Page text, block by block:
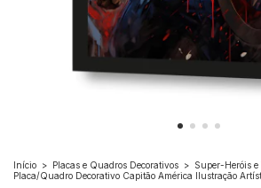
Início > Placas e Quadros Decorativos > Super-Heróis e
Placa/Quadro Decorativo Capitão América Ilustração